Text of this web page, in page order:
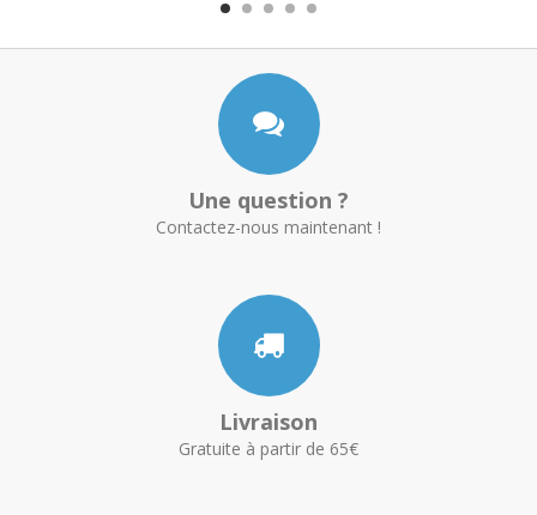
Une question ?
Contactez-nous maintenant !
Livraison
Gratuite à partir de 65€